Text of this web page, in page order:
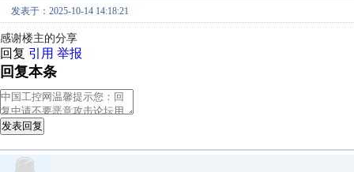
发表于：2025-10-14 14:18:21
感谢楼主的分享
回复 引用 举报
回复本条
发表回复